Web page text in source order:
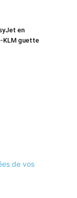
en
KLM guette
de vos